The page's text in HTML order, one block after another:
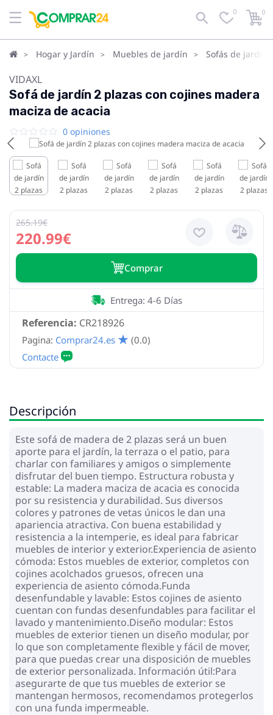
0 0
Hogar y Jardín Muebles de jardín Sofás de jardín
VIDAXL
Sofá de jardín 2 plazas con cojines madera
maciza de acacia
0 opiniones
220.99€
265.19€
Сomprar
Referencia: CR218926
Entrega: 4-6 Días
Pagina: Comprar24.es (0.0)
Descripción
Este sofá de madera de 2 plazas será un buen
aporte para el jardín, la terraza o el patio, para
charlar con familiares y amigos o simplemente
disfrutar del buen tiempo. Estructura robusta y
estable: La madera maciza de acacia es conocida
por su resistencia y durabilidad. Sus diversos
colores y patrones de vetas únicos le dan una
apariencia atractiva. Con buena estabilidad y
resistencia a la intemperie, es ideal para fabricar
muebles de interior y exterior.Experiencia de asiento
cómoda: Estos muebles de exterior, completos con
cojines acolchados gruesos, ofrecen una
experiencia de asiento cómoda.Funda
desenfundable y lavable: Estos cojines de asiento
cuentan con fundas desenfundables para facilitar el
lavado y mantenimiento.Diseño modular: Estos
muebles de exterior tienen un diseño modular, por
lo que son completamente flexible y fácil de mover,
para que puedas crear una disposición de muebles
de exterior personalizada. Información útil:Para
asegurarte de que tus muebles de exterior se
mantengan hermosos, recomendamos protegerlos
con una funda impermeable.